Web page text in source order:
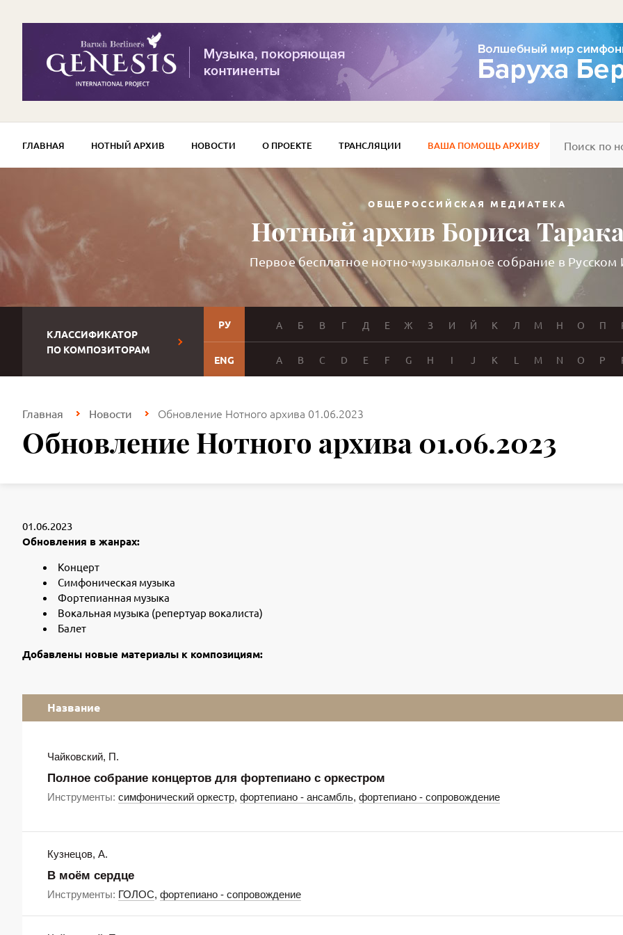
ГЛАВНАЯ НОТНЫЙ АРХИВ НОВОСТИ О ПРОЕКТЕ ТРАНСЛЯЦИИ ВАША ПОМОЩЬ АРХИВУ
ОБЩЕРОССИЙСКАЯ МЕДИАТЕКА
Нотный архив Бориса
Первое бесплатное нотно-музыкальное собрание в Русском
КЛАССИФИКАТОР
ПО КОМПОЗИТОРАМ
РУ А Б В Г Д Е Ж З И Й К Л М Н О П
ENG A B C D E F G H I J K L M N O P
Главная Новости Обновление Нотного архива 01.06.2023
Обновление Нотного архива 01.06.2023
01.06.2023
Обновления в жанрах:
Концерт
Симфоническая музыка
Фортепианная музыка
Вокальная музыка (репертуар вокалиста)
Балет
Добавлены новые материалы к композициям:
Название
Чайковский, П.
Полное собрание концертов для фортепиано с оркестром
Инструменты: симфонический оркестр, фортепиано - ансамбль, фортепиано - сопровождение
Кузнецов, А.
В моём сердце
Инструменты: ГОЛОС, фортепиано - сопровождение